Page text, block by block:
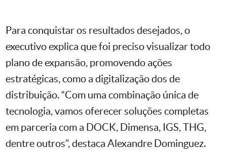
Para conquistar os resultados desejados, o
executivo explica que foi preciso visualizar todo
plano de expansão, promovendo ações
estratégicas, como a digitalização dos de
distribuição. “Com uma combinação única de
tecnologia, vamos oferecer soluções completas
em parceria com a DOCK, Dimensa, IGS, THG,
dentre outros”, destaca Alexandre Dominguez.